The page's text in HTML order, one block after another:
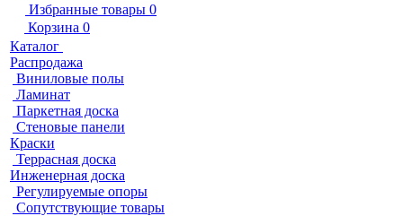
Избранные товары 0
Корзина 0
Каталог
Распродажа
Виниловые полы
Ламинат
Паркетная доска
Стеновые панели
Краски
Террасная доска
Инженерная доска
Регулируемые опоры
Сопутствующие товары